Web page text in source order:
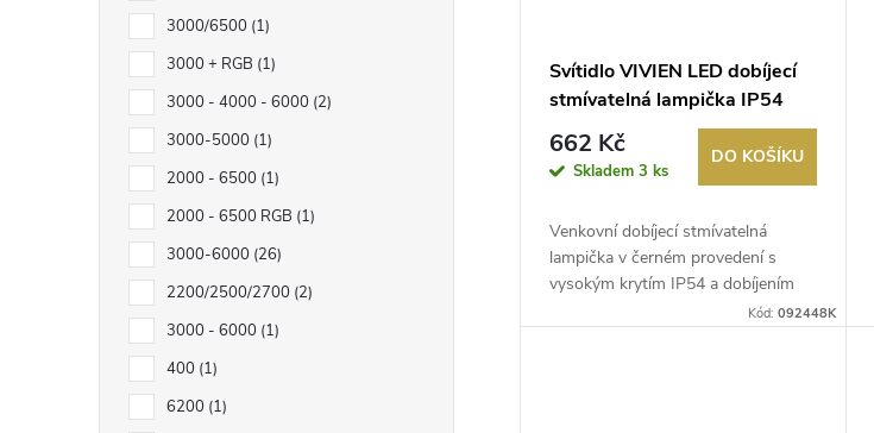
3000/6500 1
3000 + RGB 1
3000 - 4000 - 6000 2
3000-5000 1
2000 - 6500 1
2000 - 6500 RGB 1
3000-6000 26
2200/2500/2700 2
3000 - 6000 1
400 1
6200 1
Svítidlo VIVIEN LED dobíjecí
stmívatelná lampička IP54
černá
662 Kč
Skladem 3 ks
DO KOŠÍKU
Venkovní dobíjecí stmívatelná
lampička v černém provedení s
vysokým krytím IP54 a dobíjením
Kód:092448K